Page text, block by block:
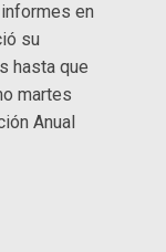
en
su
hasta que
martes
Anual